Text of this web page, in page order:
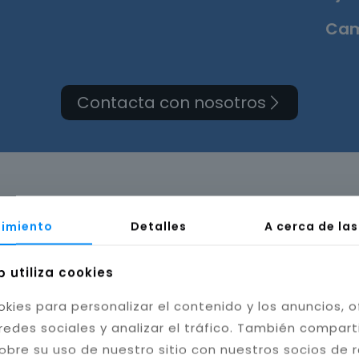
Contacta con nosotros
de cuarto de baño
Detalles A cerca de
utiliza cookies
para personalizar el contenido y los anuncios,
sociales y analizar el tráfico. También
su uso de nuestro sitio con nuestros socios de